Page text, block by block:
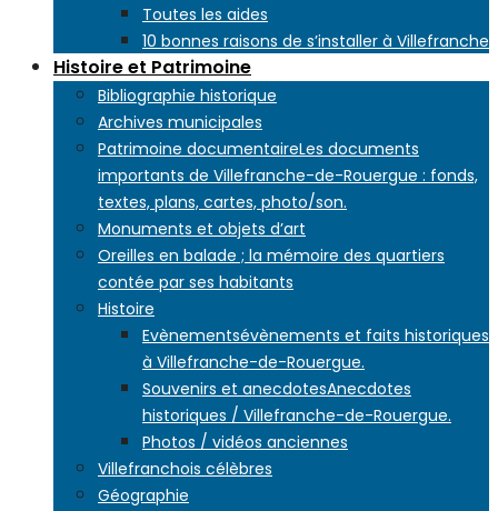
Toutes les aides
10 bonnes raisons de s’installer à Villefranche
Histoire et Patrimoine
Bibliographie historique
Archives municipales
Patrimoine documentaireLes documents
importants de Villefranche-de-Rouergue : fonds,
textes, plans, cartes, photo/son.
Monuments et objets d’art
Oreilles en balade ; la mémoire des quartiers
contée par ses habitants
Histoire
Evènementsévènements et faits historiques
à Villefranche-de-Rouergue.
Souvenirs et anecdotesAnecdotes
historiques / Villefranche-de-Rouergue.
Photos / vidéos anciennes
Villefranchois célèbres
Géographie